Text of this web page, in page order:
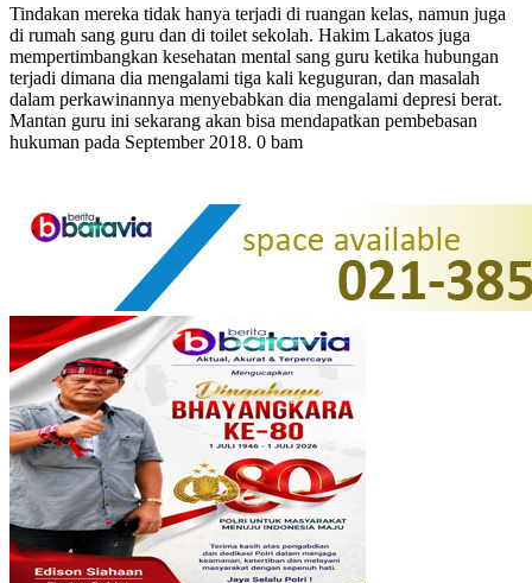
Tindakan mereka tidak hanya terjadi di ruangan kelas, namun juga
di rumah sang guru dan di toilet sekolah. Hakim Lakatos juga
mempertimbangkan kesehatan mental sang guru ketika hubungan
terjadi dimana dia mengalami tiga kali keguguran, dan masalah
dalam perkawinannya menyebabkan dia mengalami depresi berat.
Mantan guru ini sekarang akan bisa mendapatkan pembebasan
hukuman pada September 2018. 0 bam